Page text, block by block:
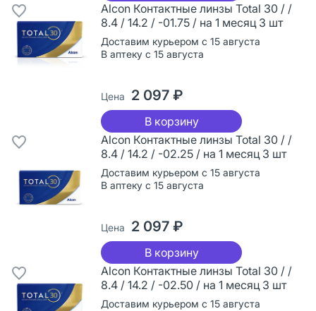
Alcon Контактные линзы Total 30 / /
8.4 / 14.2 / -01.75 / на 1 месяц 3 шт
Доставим курьером с 15 августа
В аптеку с 15 августа
Цена 2 097 ₽
В корзину
Alcon Контактные линзы Total 30 / /
8.4 / 14.2 / -02.25 / на 1 месяц 3 шт
Доставим курьером с 15 августа
В аптеку с 15 августа
Цена 2 097 ₽
В корзину
Alcon Контактные линзы Total 30 / /
8.4 / 14.2 / -02.50 / на 1 месяц 3 шт
Доставим курьером с 15 августа